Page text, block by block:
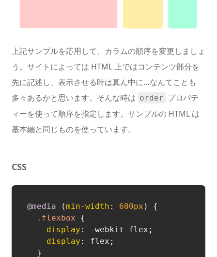
上記サンプルを応用して、カラムの順序を変更しましょ
う。サイトによっては HTML 上ではコンテンツ部分を
先に記述し、表示させる時は真ん中に…なんてことも
多々あるかと思います。そんな時は order プロパテ
ィーを使って順序を指定します。サンプルの HTML は
基本編と同じものを使っています。
CSS
@media (min-width : 600px ) {
.flexbox {
display : -webkit-flex;
display : flex;
  }